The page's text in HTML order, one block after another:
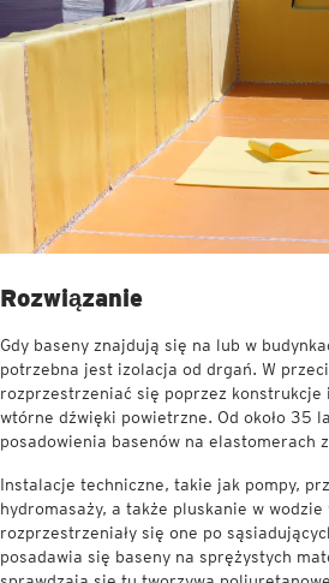
Rozwiązanie
Gdy baseny znajdują się na lub w
potrzebna jest izolacja od drgań. W
rozprzestrzeniać się poprzez konstrukcje
wtórne dźwięki powietrzne. Od około 35
posadowienia basenów na elastomerach
Instalacje techniczne, takie jak pompy,
hydromasaży, a także pluskanie w
rozprzestrzeniały się one po
posadawia się baseny na sprężystych